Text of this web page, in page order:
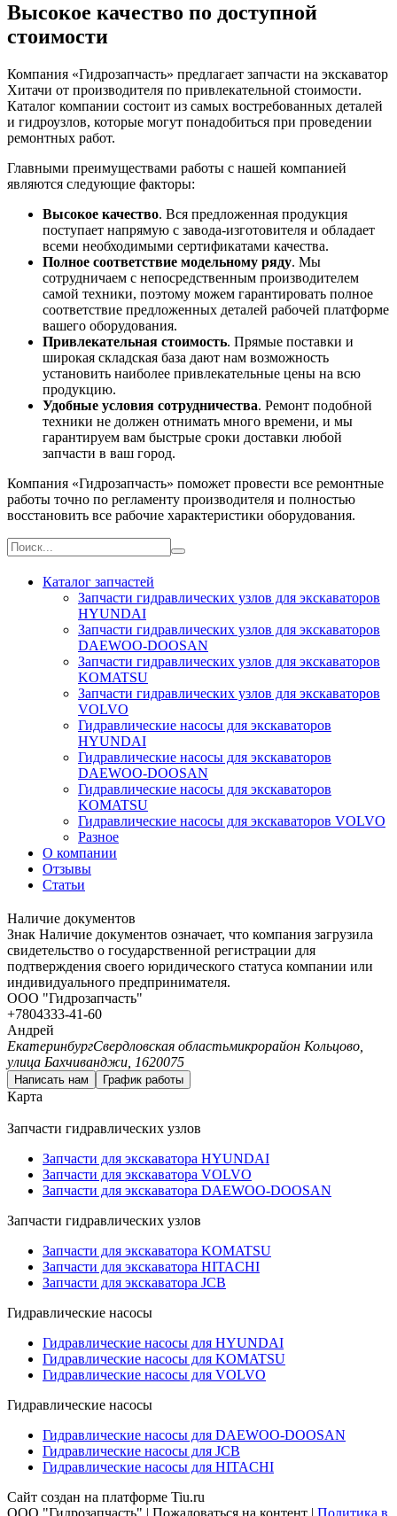
Высокое качество по доступной
стоимости
Компания «Гидрозапчасть» предлагает запчасти на экскаватор
Хитачи от производителя по привлекательной стоимости.
Каталог компании состоит из самых востребованных деталей
и гидроузлов, которые могут понадобиться при проведении
ремонтных работ.
Главными преимуществами работы с нашей компанией
являются следующие факторы:
Высокое качество. Вся предложенная продукция
поступает напрямую с завода-изготовителя и обладает
всеми необходимыми сертификатами качества.
Полное соответствие модельному ряду. Мы
сотрудничаем с непосредственным производителем
самой техники, поэтому можем гарантировать полное
соответствие предложенных деталей рабочей платформе
вашего оборудования.
Привлекательная стоимость. Прямые поставки и
широкая складская база дают нам возможность
установить наиболее привлекательные цены на всю
продукцию.
Удобные условия сотрудничества. Ремонт подобной
техники не должен отнимать много времени, и мы
гарантируем вам быстрые сроки доставки любой
запчасти в ваш город.
Компания «Гидрозапчасть» поможет провести все ремонтные
работы точно по регламенту производителя и полностью
восстановить все рабочие характеристики оборудования.
Каталог запчастей
Запчасти гидравлических узлов для экскаваторов
HYUNDAI
Запчасти гидравлических узлов для экскаваторов
DAEWOO-DOOSAN
Запчасти гидравлических узлов для экскаваторов
KOMATSU
Запчасти гидравлических узлов для экскаваторов
VOLVO
Гидравлические насосы для экскаваторов
HYUNDAI
Гидравлические насосы для экскаваторов
DAEWOO-DOOSAN
Гидравлические насосы для экскаваторов
KOMATSU
Гидравлические насосы для экскаваторов VOLVO
Разное
О компании
Отзывы
Статьи
Наличие документов
Знак Наличие документов означает, что компания загрузила
свидетельство о государственной регистрации для
подтверждения своего юридического статуса компании или
индивидуального предпринимателя.
ООО "Гидрозапчасть"
+7804333-41-60
Андрей
ЕкатеринбургСвердловская областьмикрорайон Кольцово,
улица Бахчиванджи, 1620075
Написать нам График работы
Карта
Запчасти гидравлических узлов
Запчасти для экскаватора HYUNDAI
Запчасти для экскаватора VOLVO
Запчасти для экскаватора DAEWOO-DOOSAN
Запчасти гидравлических узлов
Запчасти для экскаватора KOMATSU
Запчасти для экскаватора HITACHI
Запчасти для экскаватора JCB
Гидравлические насосы
Гидравлические насосы для HYUNDAI
Гидравлические насосы для KOMATSU
Гидравлические насосы для VOLVO
Гидравлические насосы
Гидравлические насосы для DAEWOO-DOOSAN
Гидравлические насосы для JCB
Гидравлические насосы для HITACHI
Сайт создан на платформе Tiu.ru
ООО "Гидрозапчасть" | Пожаловаться на контент | Политика в